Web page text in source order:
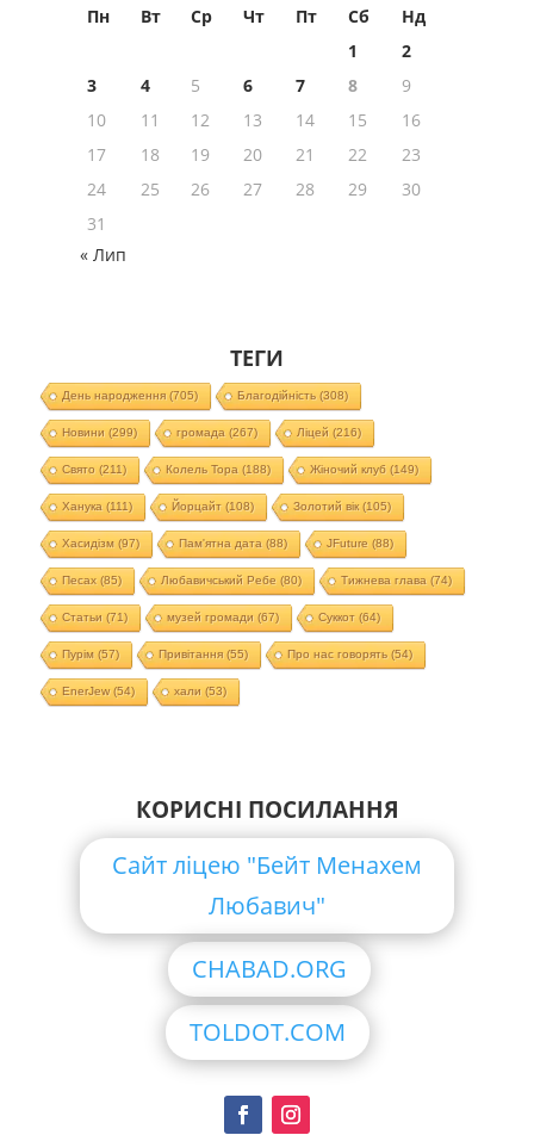
Пн Вт Ср Чт Пт Сб
Нд
1
2
3
4 5 6 7 8
9
10
11 12 13 14 15
16
17
18 19 20 21 22
23
24
25 26 27 28 29
30
31
« Лип
ТЕГИ
День народження(705) Благодійність (308)
Новини (299) громада (267) Ліцей (216)
Свято (211) Колель Тора (188) Жіночий клуб (149)
Ханука (111) Йорцайт (108) Золотий вік(105)
Хасидізм (97) Пам'ятна дата (88) JFuture (88)
Песах(85) Любавичський Ребе (80) Тижнева глава (74)
Статьи (71) музей громади (67) Суккот (64)
Пурім (57) Привітання(55) Про нас говорять (54)
EnerJew(54) хали (53)
КОРИСНІ ПОСИЛАННЯ
Сайт ліцею "Бейт Менахем
Любавич"
CHABAD.ORG
TOLDOT.COM